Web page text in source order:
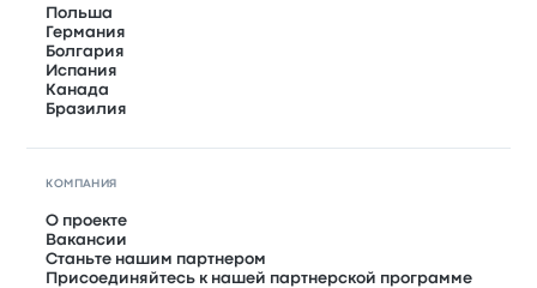
Польша
Германия
Болгария
Испания
Канада
Бразилия
КОМПАНИЯ
О проекте
Вакансии
Станьте нашим партнером
Присоединяйтесь к нашей партнерской программе